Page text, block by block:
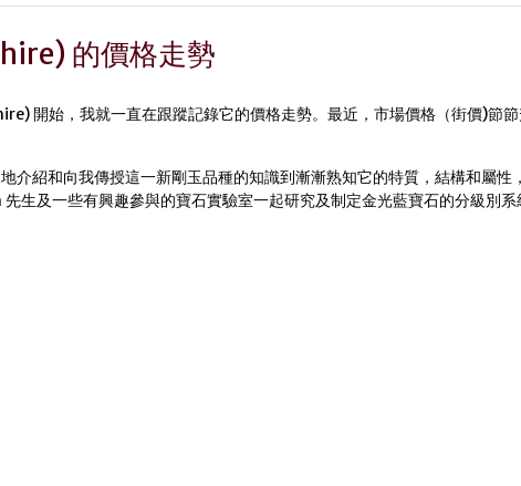
的價格走勢
開始，我就一直在跟蹤記錄它的價格走勢。最近，市場價格（街價)節
介紹和向我傳授這一新剛玉品種的知識到漸漸熟知它的特質，結構和屬性
生及一些有興趣參與的寶石實驗室一起研究及制定金光藍寶石的分級別系